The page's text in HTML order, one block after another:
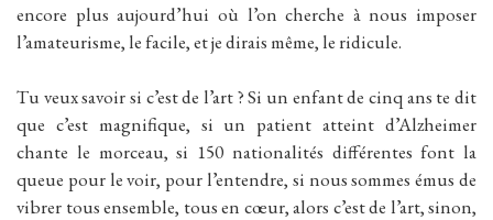
encore plus aujourd’hui où l’on cherche à nous imposer
l’amateurisme, le facile, et je dirais même, le ridicule.
Tu veux savoir si c’est de l’art ? Si un enfant de cinq ans te dit
que c’est magnifique, si un patient atteint d’Alzheimer
chante le morceau, si 150 nationalités différentes font la
queue pour le voir, pour l’entendre, si nous sommes émus de
vibrer tous ensemble, tous en cœur, alors c’est de l’art, sinon,